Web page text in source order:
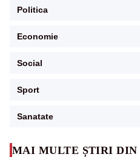
MAI MULTE ȘTIRI DIN
Politica
Economie
Social
Sport
Sanatate